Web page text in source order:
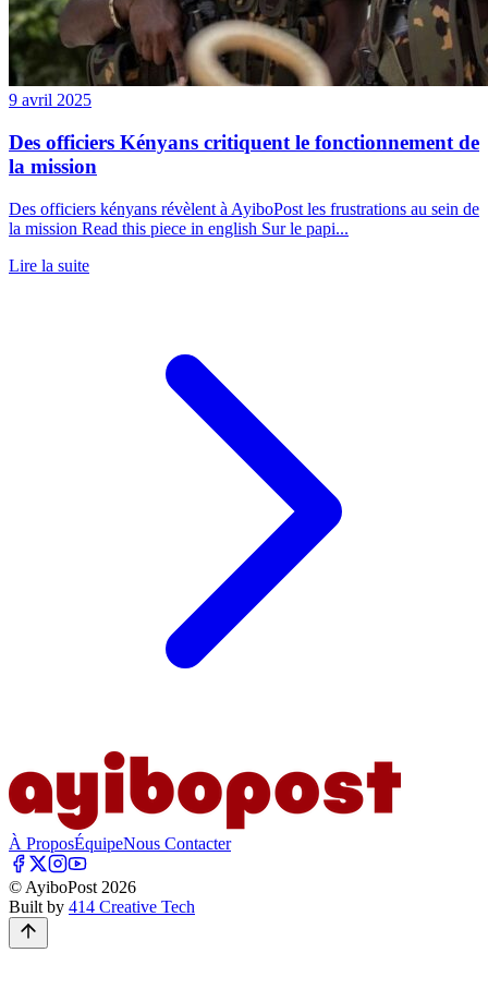
9 avril 2025
Des officiers Kényans critiquent le fonctionnement de
la mission
Des officiers kényans révèlent à AyiboPost les frustrations au sein de
la mission Read this piece in english Sur le papi...
Lire la suite
À ProposÉquipeNous Contacter
© AyiboPost 2026
Built by 414 Creative Tech